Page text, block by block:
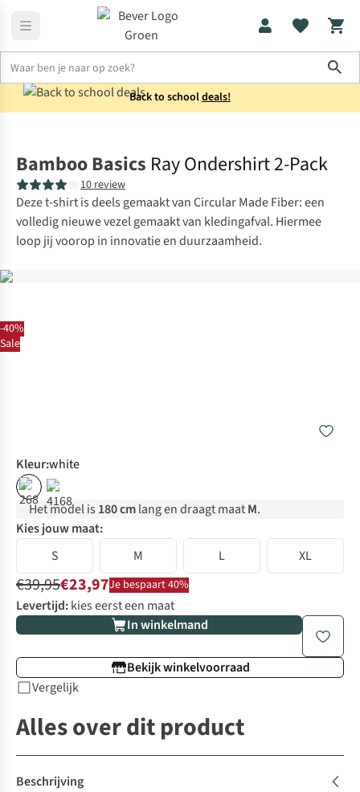
Back to schooldeals!
-40%
Sale
Bamboo Basics Ray Ondershirt 2-Pack
10 review
Deze t-shirt is deels gemaakt van Circular Made Fiber: een
volledig nieuwe vezel gemaakt van kledingafval. Hiermee
loop jij voorop in innovatie en duurzaamheid.
Kleur:white
% %
Het model is 180 cmlang en draagt maatM.
Kies jouw maat:
S
M L XL
€39,95€23,97Je bespaart 40%
Levertijd:kies eerst een maat
In winkelmand
Bekijk winkelvoorraad
Vergelijk
Alles over dit product
Beschrijving